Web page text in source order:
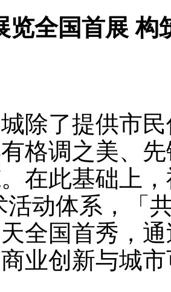
览全国首展 构
除了提供市
格调之美、
在此基础上
活动体系，「
全国首秀，
业创新与城